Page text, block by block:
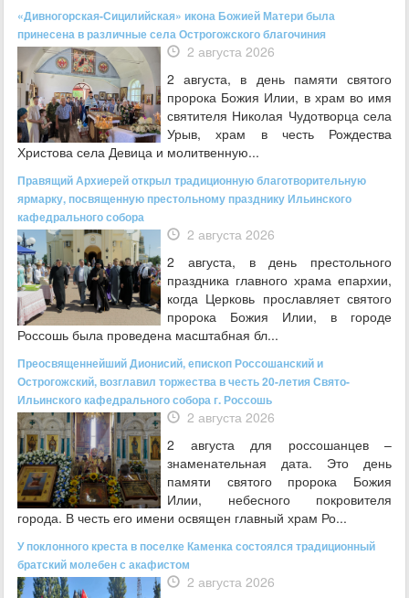
«Дивногорская-Сицилийская» икона Божией Матери была
принесена в различные села Острогожского благочиния
2 августа 2026
2 августа, в день памяти святого
пророка Божия Илии, в храм во имя
святителя Николая Чудотворца села
Урыв, храм в честь Рождества
Христова села Девица и молитвенную...
Правящий Архиерей открыл традиционную благотворительную
ярмарку, посвященную престольному празднику Ильинского
кафедрального собора
2 августа 2026
2 августа, в день престольного
праздника главного храма епархии,
когда Церковь прославляет святого
пророка Божия Илии, в городе
Россошь была проведена масштабная бл...
Преосвященнейший Дионисий, епископ Россошанский и
Острогожский, возглавил торжества в честь 20-летия Свято-
Ильинского кафедрального собора г. Россошь
2 августа 2026
2 августа для россошанцев –
знаменательная дата. Это день
памяти святого пророка Божия
Илии, небесного покровителя
города. В честь его имени освящен главный храм Ро...
У поклонного креста в поселке Каменка состоялся традиционный
братский молебен с акафистом
2 августа 2026